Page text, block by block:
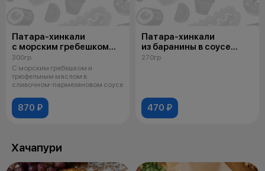
Патара-хинкали
с морским гребешком
и трюфельным маслом
в сливочном-
пармезановом соусе
300гр
С морским гребешком и
трюфельным маслом в
сливочном-пармезановом соусе
870 ₽
Патара-хинкали
из баранины в соусе
"Остри"
270гр
470 ₽
Хачапури